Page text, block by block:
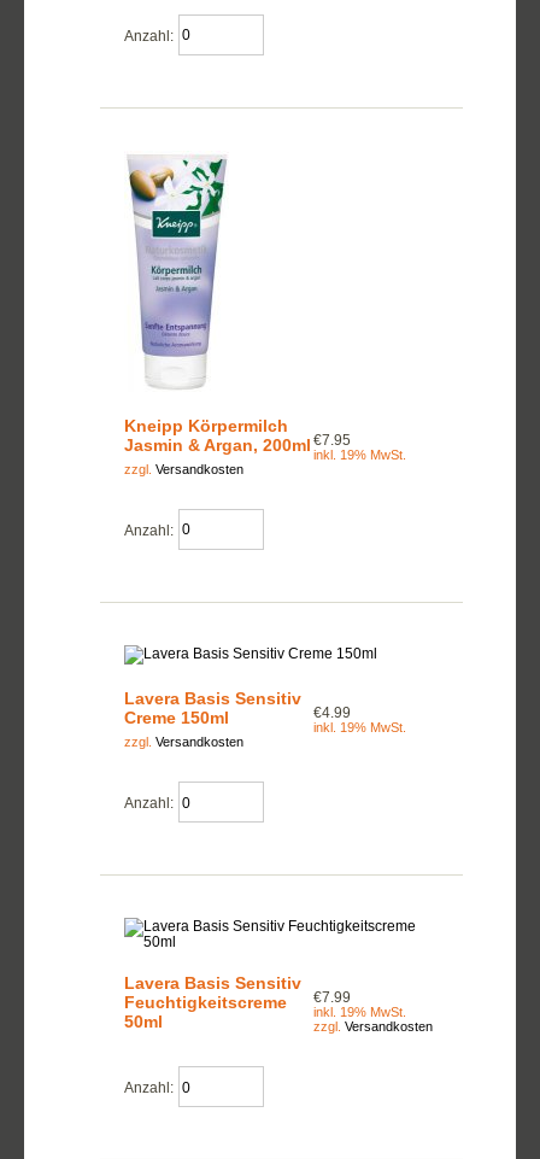
Anzahl:
Kneipp Körpermilch
Jasmin & Argan, 200ml €7.95
inkl. 19% MwSt.
zzgl. Versandkosten
Anzahl:
Lavera Basis Sensitiv
Creme 150ml
€4.99
inkl. 19% MwSt.
zzgl. Versandkosten
Anzahl:
Lavera Basis Sensitiv
Feuchtigkeitscreme
50ml
€7.99
inkl. 19% MwSt.
zzgl. Versandkosten
Anzahl: